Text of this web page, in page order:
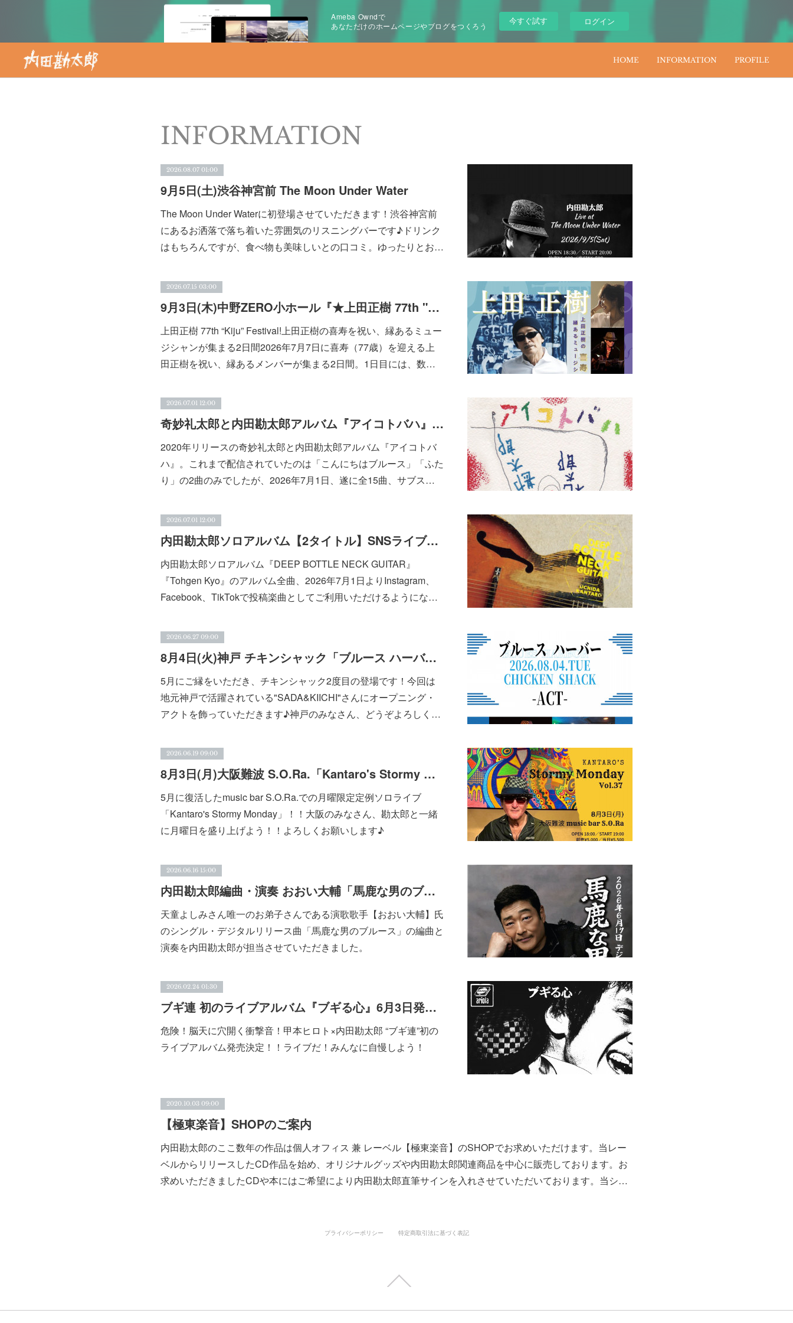
Ameba Owndで
あなただけのホームページやブログをつくろう
今すぐ試す ログイン
HOME INFORMATION PROFILE
INFORMATION
2026.08.07 01:00
9月5日(土)渋谷神宮前 The Moon Under Water
The Moon Under Waterに初登場させていただきます！渋谷神宮前
にあるお洒落で落ち着いた雰囲気のリスニングバーです♪ドリンク
はもちろんですが、食べ物も美味しいとの口コミ。ゆったりとお…
2026.07.15 03:00
9月3日(木)中野ZERO小ホール『★上田正樹 77th "Kiju" Festival! ~上田正樹の喜寿を祝い、縁あるミュージシャンが集まる2日間~』
上田正樹 77th “Kiju” Festival!上田正樹の喜寿を祝い、縁あるミュー
ジシャンが集まる2日間2026年7月7日に喜寿（77歳）を迎える上
田正樹を祝い、縁あるメンバーが集まる2日間。1日目には、数…
2026.07.01 12:00
奇妙礼太郎と内田勘太郎アルバム『アイコトバハ』全15曲サブスク配信開始♪
2020年リリースの奇妙礼太郎と内田勘太郎アルバム『アイコトバ
ハ』。これまで配信されていたのは「こんにちはブルース」「ふた
り」の2曲のみでしたが、2026年7月1日、遂に全15曲、サブス…
2026.07.01 12:00
内田勘太郎ソロアルバム【2タイトル】SNSライブラリに追加登録されました
内田勘太郎ソロアルバム『DEEP BOTTLE NECK GUITAR』
『Tohgen Kyo』のアルバム全曲、2026年7月1日よりInstagram、
Facebook、TikTokで投稿楽曲としてご利用いただけるようにな…
2026.06.27 09:00
8月4日(火)神戸 チキンシャック「ブルース ハーバー」
5月にご縁をいただき、チキンシャック2度目の登場です！今回は
地元神戸で活躍されている"SADA&KIICHI"さんにオープニング・
アクトを飾っていただきます♪神戸のみなさん、どうぞよろしく…
2026.06.19 09:00
8月3日(月)大阪難波 S.O.Ra.「Kantaro's Stormy Monday Vol.37」
5月に復活したmusic bar S.O.Ra.での月曜限定定例ソロライブ
「Kantaro's Stormy Monday」！！大阪のみなさん、勘太郎と一緒
に月曜日を盛り上げよう！！よろしくお願いします♪
2026.06.16 15:00
内田勘太郎編曲・演奏 おおい大輔「馬鹿な男のブルース」6/17配信リリース
天童よしみさん唯一のお弟子さんである演歌歌手【おおい大輔】氏
のシングル・デジタルリリース曲「馬鹿な男のブルース」の編曲と
演奏を内田勘太郎が担当させていただきました。
2026.02.24 01:30
ブギ連 初のライブアルバム『ブギる心』6月3日発売決定！！
危険！脳天に穴開く衝撃音！甲本ヒロト×内田勘太郎 “ブギ連”初の
ライブアルバム発売決定！！ライブだ！みんなに自慢しよう！
2020.10.03 09:00
【極東楽音】SHOPのご案内
内田勘太郎のここ数年の作品は個人オフィス 兼 レーベル【極東楽音】のSHOPでお求めいただけます。当レー
ベルからリリースしたCD作品を始め、オリジナルグッズや内田勘太郎関連商品を中心に販売しております。お
求めいただきましたCDや本にはご希望により内田勘太郎直筆サインを入れさせていただいております。当シ…
プライバシーポリシー 特定商取引法に基づく表記